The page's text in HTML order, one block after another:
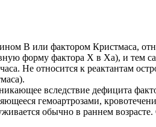
B или фактором Кристмаса,
форму фактора Х в Ха), и тем
Не относится к реактантам
вследствие дефицита
гемоартрозами,
обычно в раннем